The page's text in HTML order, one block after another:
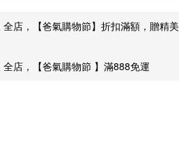
全店，【爸氣購物節】折扣滿額，贈精美
全店，【爸氣購物節 】滿888免運